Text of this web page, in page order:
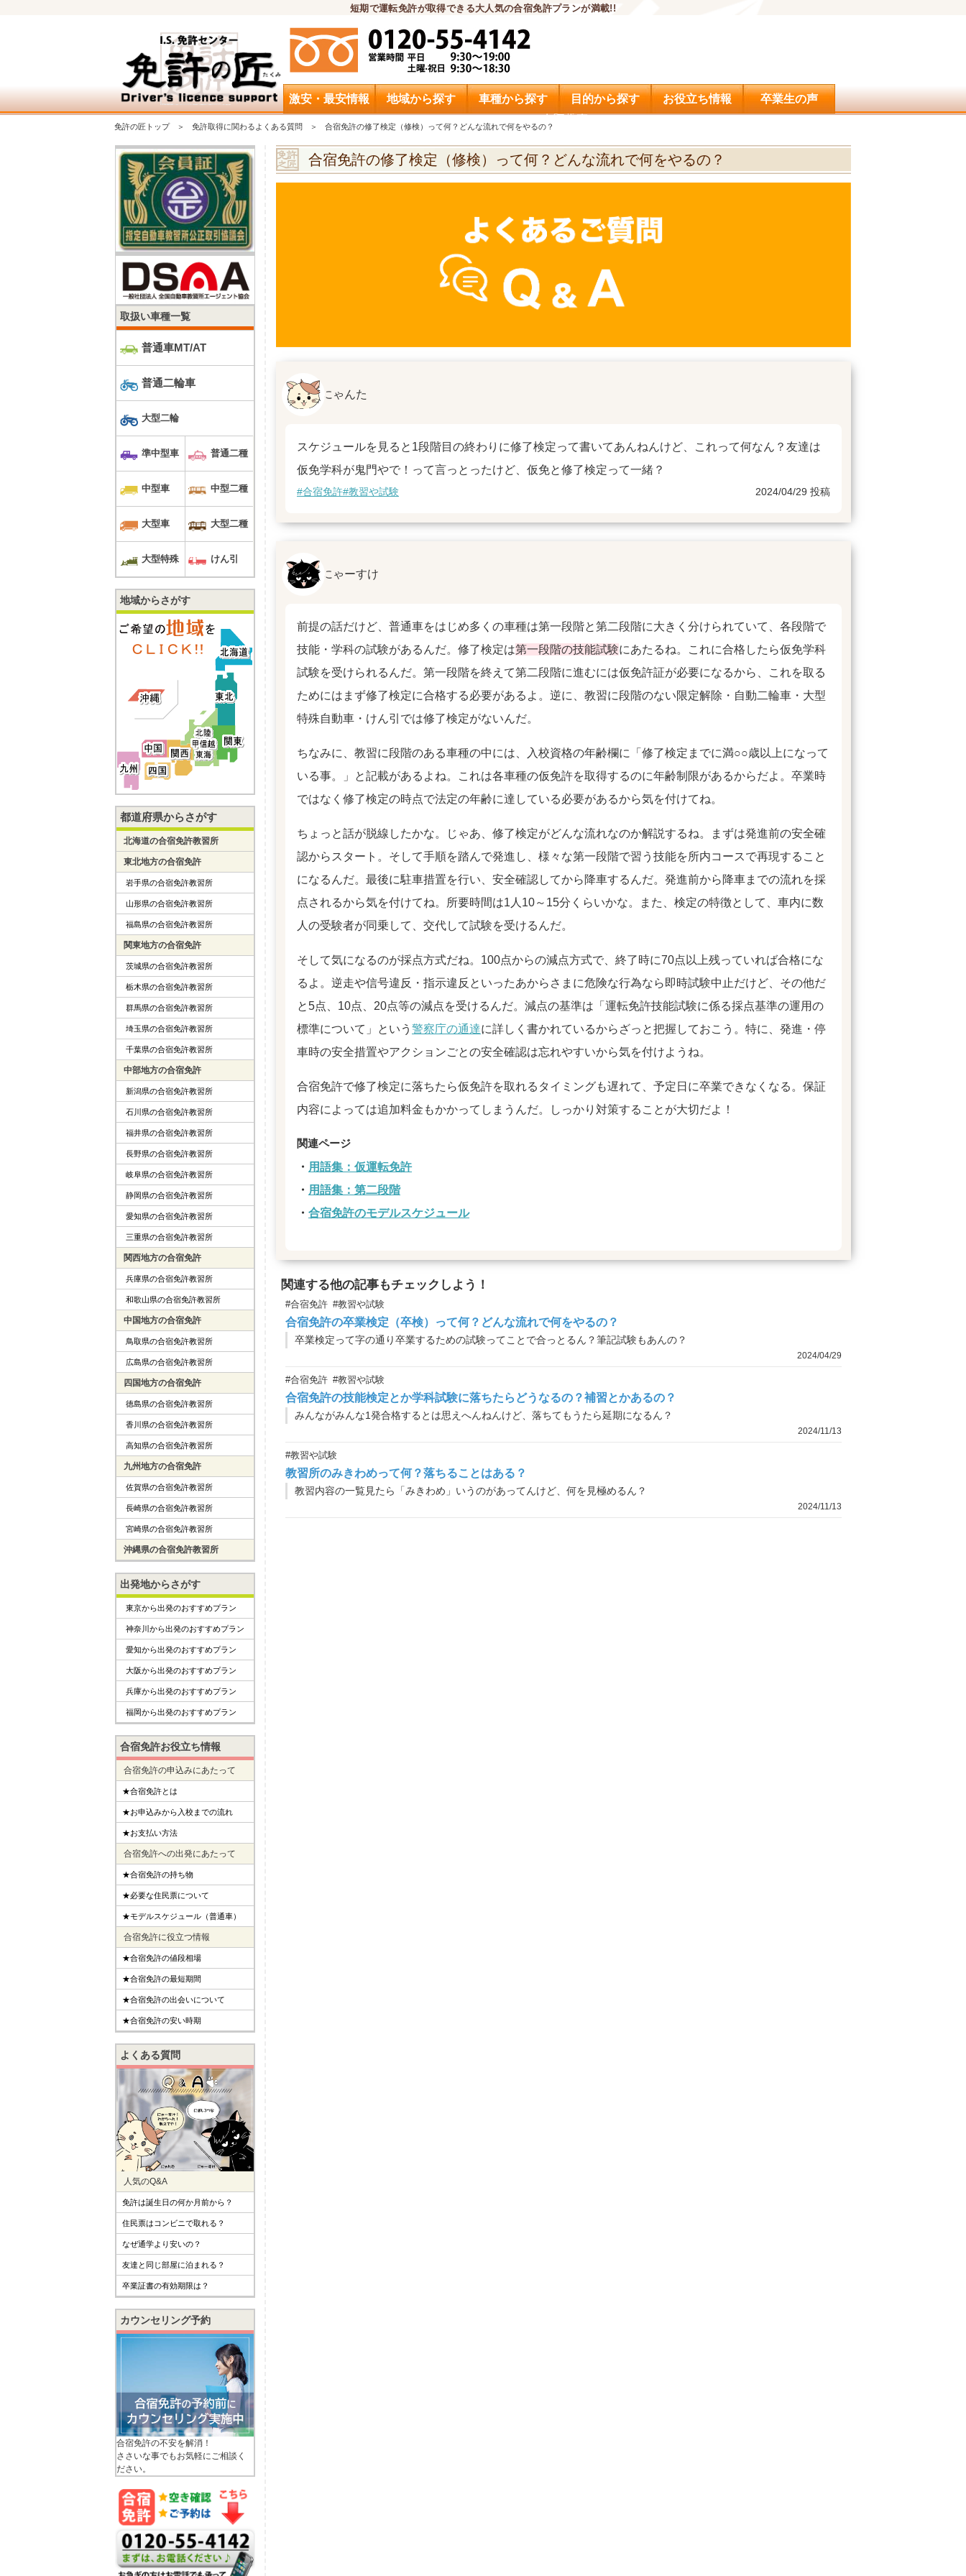
短期で運転免許が取得できる大人気の合宿免許プランが満載!!
問合せ
激安・最安情報 地域から探す 車種から探す 目的から探す お役立ち情報 卒業生の声
免許の匠トップ 免許取得に関わるよくある質問 合宿免許の修了検定（修検）って何？どんな流れで何をやるの？
合宿免許の修了検定（修検）って何？どんな流れで何をやるの？
にゃんた
スケジュールを見ると1段階目の終わりに修了検定って書いてあんねんけど、これって何なん？友達は
仮免学科が鬼門やで！って言っとったけど、仮免と修了検定って一緒？
#合宿免許#教習や試験 2024/04/29 投稿
にゃーすけ
前提の話だけど、普通車をはじめ多くの車種は第一段階と第二段階に大きく分けられていて、各段階で
技能・学科の試験があるんだ。修了検定は第一段階の技能試験にあたるね。これに合格したら仮免学科
試験を受けられるんだ。第一段階を終えて第二段階に進むには仮免許証が必要になるから、これを取る
ためにはまず修了検定に合格する必要があるよ。逆に、教習に段階のない限定解除・自動二輪車・大型
特殊自動車・けん引では修了検定がないんだ。
ちなみに、教習に段階のある車種の中には、入校資格の年齢欄に「修了検定までに満○○歳以上になって
いる事。」と記載があるよね。これは各車種の仮免許を取得するのに年齢制限があるからだよ。卒業時
ではなく修了検定の時点で法定の年齢に達している必要があるから気を付けてね。
ちょっと話が脱線したかな。じゃあ、修了検定がどんな流れなのか解説するね。まずは発進前の安全確
認からスタート。そして手順を踏んで発進し、様々な第一段階で習う技能を所内コースで再現すること
になるんだ。最後に駐車措置を行い、安全確認してから降車するんだ。発進前から降車までの流れを採
点されるから気を付けてね。所要時間は1人10～15分くらいかな。また、検定の特徴として、車内に数
人の受験者が同乗して、交代して試験を受けるんだ。
そして気になるのが採点方式だね。100点からの減点方式で、終了時に70点以上残っていれば合格にな
るよ。逆走や信号違反・指示違反といったあからさまに危険な行為なら即時試験中止だけど、その他だ
と5点、10点、20点等の減点を受けるんだ。減点の基準は「運転免許技能試験に係る採点基準の運用の
標準について」という 警察庁の通達に詳しく書かれているからざっと把握しておこう。特に、発進・停
車時の安全措置やアクションごとの安全確認は忘れやすいから気を付けようね。
合宿免許で修了検定に落ちたら仮免許を取れるタイミングも遅れて、予定日に卒業できなくなる。保証
内容によっては追加料金もかかってしまうんだ。しっかり対策することが大切だよ！
用語集：仮運転免許
用語集：第二段階
合宿免許のモデルスケジュール
関連する他の記事もチェックしよう！
#合宿免許 #教習や試験
合宿免許の卒業検定（卒検）って何？どんな流れで何をやるの？
卒業検定って字の通り卒業するための試験ってことで合っとるん？筆記試験もあんの？
2024/04/29
#合宿免許 #教習や試験
合宿免許の技能検定とか学科試験に落ちたらどうなるの？補習とかあるの？
みんながみんな1発合格するとは思えへんねんけど、落ちてもうたら延期になるん？
2024/11/13
#教習や試験
教習所のみきわめって何？落ちることはある？
教習内容の一覧見たら「みきわめ」いうのがあってんけど、何を見極めるん？
2024/11/13
取扱い車種一覧
普通車MT/AT
普通二輪車
大型二輪
準中型車 普通二種
中型車 中型二種
大型車 大型二種
大型特殊 けん引
地域からさがす
都道府県からさがす
北海道の合宿免許教習所
東北地方の合宿免許
岩手県の合宿免許教習所
山形県の合宿免許教習所
福島県の合宿免許教習所
関東地方の合宿免許
茨城県の合宿免許教習所
栃木県の合宿免許教習所
群馬県の合宿免許教習所
埼玉県の合宿免許教習所
千葉県の合宿免許教習所
中部地方の合宿免許
新潟県の合宿免許教習所
石川県の合宿免許教習所
福井県の合宿免許教習所
長野県の合宿免許教習所
岐阜県の合宿免許教習所
静岡県の合宿免許教習所
愛知県の合宿免許教習所
三重県の合宿免許教習所
関西地方の合宿免許
兵庫県の合宿免許教習所
和歌山県の合宿免許教習所
中国地方の合宿免許
鳥取県の合宿免許教習所
広島県の合宿免許教習所
四国地方の合宿免許
徳島県の合宿免許教習所
香川県の合宿免許教習所
高知県の合宿免許教習所
九州地方の合宿免許
佐賀県の合宿免許教習所
長崎県の合宿免許教習所
宮崎県の合宿免許教習所
沖縄県の合宿免許教習所
出発地からさがす
東京から出発のおすすめプラン
神奈川から出発のおすすめプラン
愛知から出発のおすすめプラン
大阪から出発のおすすめプラン
兵庫から出発のおすすめプラン
福岡から出発のおすすめプラン
合宿免許お役立ち情報
合宿免許の申込みにあたって
★合宿免許とは
★お申込みから入校までの流れ
★お支払い方法
合宿免許への出発にあたって
★合宿免許の持ち物
★必要な住民票について
★モデルスケジュール（普通車）
合宿免許に役立つ情報
★合宿免許の値段相場
★合宿免許の最短期間
★合宿免許の出会いについて
★合宿免許の安い時期
よくある質問
人気のQ&A
免許は誕生日の何か月前から？
住民票はコンビニで取れる？
なぜ通学より安いの？
友達と同じ部屋に泊まれる？
卒業証書の有効期限は？
カウンセリング予約
合宿免許の不安を解消！
ささいな事でもお気軽にご相談く
ださい。